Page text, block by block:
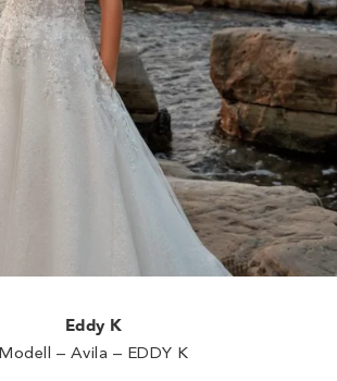
Eddy K
Modell – Avila – EDDY K